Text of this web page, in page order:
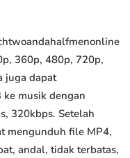
360p, 480p, 720p,
juga dapat
musik dengan
320kbps. Setelah
mengunduh file MP4,
andal, tidak terbatas,